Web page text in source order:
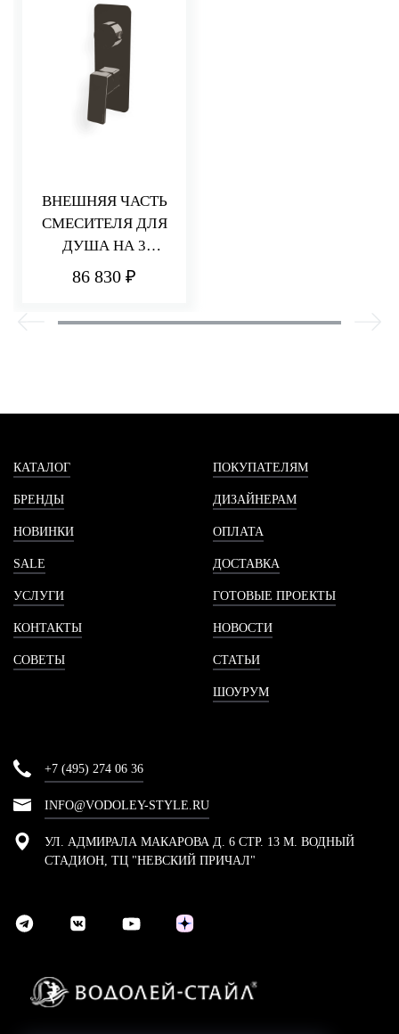
ВНЕШНЯЯ ЧАСТЬ
СМЕСИТЕЛЯ ДЛЯ
ДУША НА 3
ПОТРЕБИТЕЛЯ
86 830 ₽
КАТАЛОГ
БРЕНДЫ
НОВИНКИ
SALE
УСЛУГИ
КОНТАКТЫ
СОВЕТЫ
ПОКУПАТЕЛЯМ
ДИЗАЙНЕРАМ
ОПЛАТА
ДОСТАВКА
ГОТОВЫЕ ПРОЕКТЫ
НОВОСТИ
СТАТЬИ
ШОУРУМ
+7 (495) 274 06 36
INFO@VODOLEY-STYLE.RU
УЛ. АДМИРАЛА МАКАРОВА Д. 6 СТР. 13 М. ВОДНЫЙ
СТАДИОН, ТЦ "НЕВСКИЙ ПРИЧАЛ"